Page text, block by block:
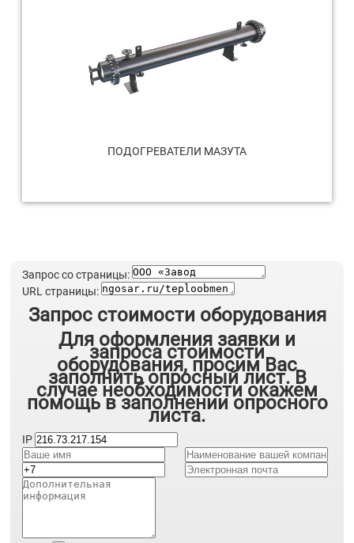
ПОДОГРЕВАТЕЛИ МАЗУТА
Запрос со страницы:
URL страницы:
Запрос стоимости оборудования
Для оформления заявки и
запроса стоимости
оборудования, просим Вас
заполнить опросный лист. В
случае необходимости окажем
помощь в заполнении опросного
листа.
IP